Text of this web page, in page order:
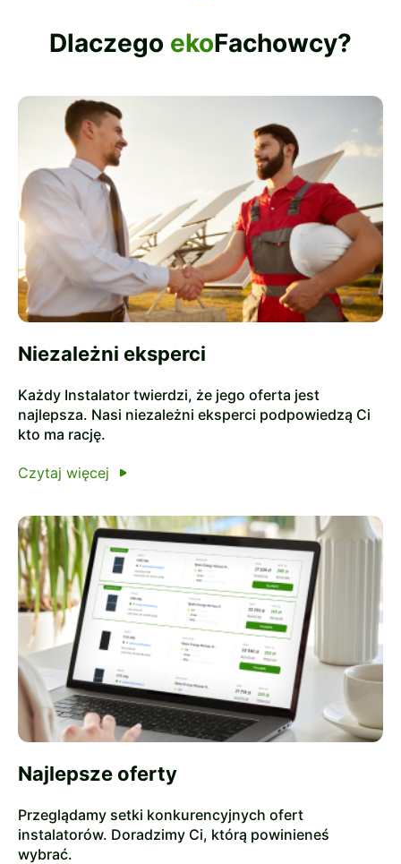
Dlaczego ekoFachowcy?
Niezależni eksperci
Każdy Instalator twierdzi, że jego oferta jest
najlepsza. Nasi niezależni eksperci podpowiedzą Ci
kto ma rację.
Czytaj więcej
Najlepsze oferty
Przeglądamy setki konkurencyjnych ofert
instalatorów. Doradzimy Ci, którą powinieneś
wybrać.